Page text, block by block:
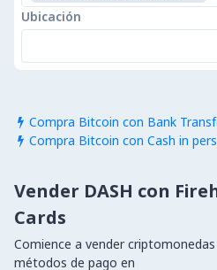
Ubicación
 Compra Bitcoin con Bank
 Compra Bitcoin con Cash in
Vender DASH con
Cards
Comience a vender
métodos de pago en